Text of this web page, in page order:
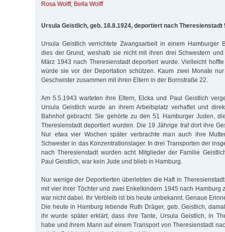
Rosa Wolff, Bella Wolff
Ursula Geistlich, geb. 18.8.1924, deportiert nach Theresienstadt
Ursula Geistlich verrichtete Zwangsarbeit in einem Hamburger
dies der Grund, weshalb sie nicht mit ihren drei Schwestern
März 1943 nach Theresienstadt deportiert wurde. Vielleicht
würde sie vor der Deportation schützen. Kaum zwei Monate
Geschwister zusammen mit ihren Eltern in der Bornstraße 22.
Am 5.5.1943 warteten ihre Eltern, Elcka und Paul Geistlich
Ursula Geistlich wurde an ihrem Arbeitsplatz verhaftet und
Bahnhof gebracht. Sie gehörte zu den 51 Hamburger Juden,
Theresienstadt deportiert wurden. Die 19 Jährige traf dort ihre
Nur etwa vier Wochen später verbrachte man auch ihre
Schwester in das Konzentrationslager. In drei Transporten der
nach Theresienstadt wurden acht Mitglieder der Familie
Paul Geistlich, war kein Jude und blieb in Hamburg.
Nur wenige der Deportierten überlebten die Haft in
mit vier ihrer Töchter und zwei Enkelkindern 1945 nach Hamburg
war nicht dabei. Ihr Verbleib ist bis heute unbekannt. Genaue
Die heute in Hamburg lebende Ruth Dräger, geb. Geistlich,
ihr wurde später erklärt, dass ihre Tante, Ursula Geistlich, in
habe und ihrem Mann auf einem Transport von Theresienstadt